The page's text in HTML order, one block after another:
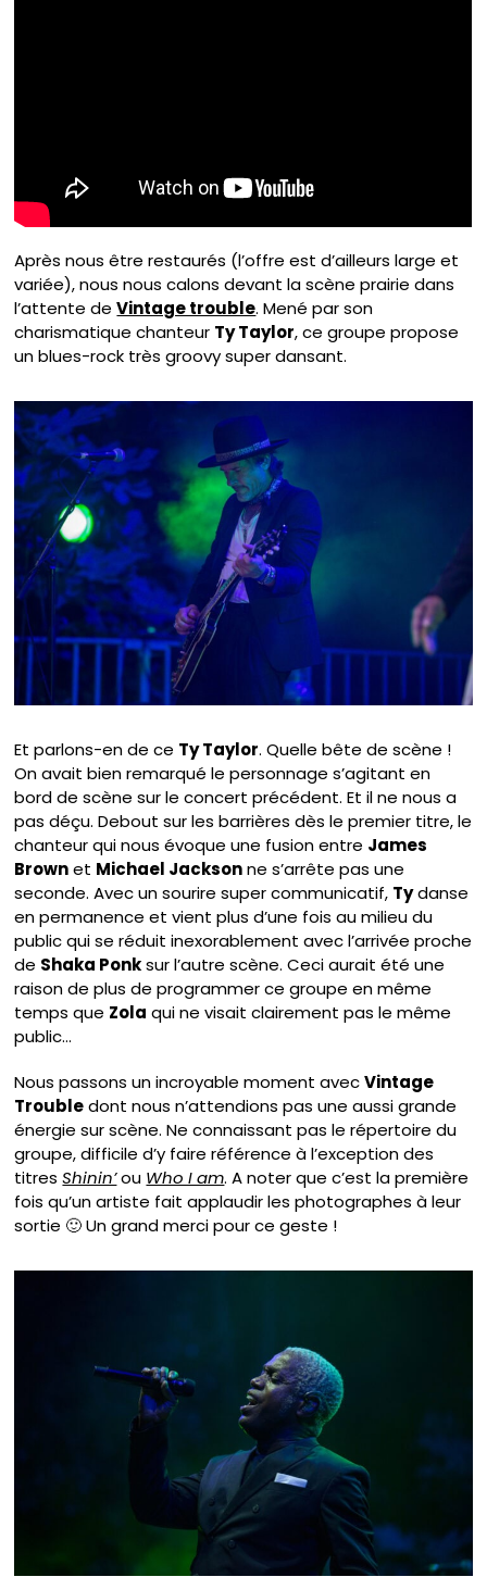
Après nous être restaurés (l’offre est d’ailleurs large et
variée), nous nous calons devant la scène prairie dans
l’attente deVintage trouble. Mené par son
charismatique chanteur Ty Taylor, ce groupe propose
un blues-rock très groovy super dansant.
Et parlons-en de ce Ty Taylor. Quelle bête de scène !
On avait bien remarqué le personnage s’agitant en
bord de scène sur le concert précédent. Et il ne nous a
pas déçu. Debout sur les barrières dès le premier titre, le
chanteur qui nous évoque une fusion entre James
Brownet Michael Jacksonne s’arrête pas une
seconde. Avec un sourire super communicatif, Tydanse
en permanence et vient plus d’une fois au milieu du
public qui se réduit inexorablement avec l’arrivée proche
de Shaka Ponksur l’autre scène. Ceci aurait été une
raison de plus de programmer ce groupe en même
temps que Zola qui ne visait clairement pas le même
public…
Nous passons un incroyable moment avecVintage
Troubledont nous n’attendions pas une aussi grande
énergie sur scène. Ne connaissant pas le répertoire du
groupe, difficile d’y faire référence à l’exception des
titresShinin’ou Who I am. A noter que c’est la première
fois qu’un artiste fait applaudir les photographes à leur
sortie 🙂 Un grand merci pour ce geste !